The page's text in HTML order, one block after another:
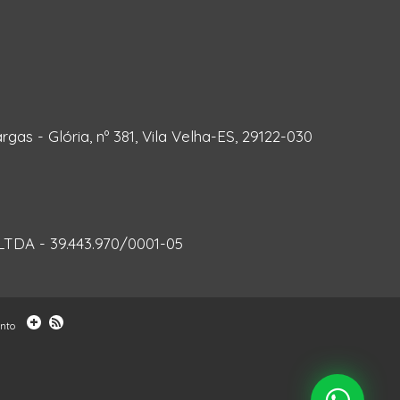
- Glória, nº 381, Vila Velha-ES, 29122-030
- 39.443.970/0001-05